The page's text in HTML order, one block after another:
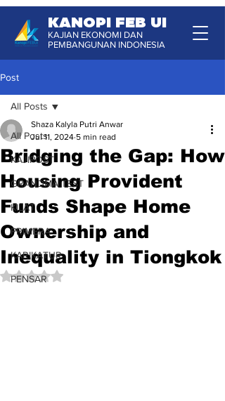
KANOPI FEB UI
KAJIAN EKONOMI DAN
PEMBANGUNAN INDONESIA
Post
All Posts
KAJIPOST
GRANDMA TEST
KILAT
PRIMERA
KARIKATUR
PENSAR
All Posts
Bridging the Gap: How
Housing Provident
Funds Shape Home
Ownership and
Inequality in Tiongkok
Shaza Kalyla Putri Anwar
Jul 11, 2024 5 min read
Rated NaN out of 5 stars.